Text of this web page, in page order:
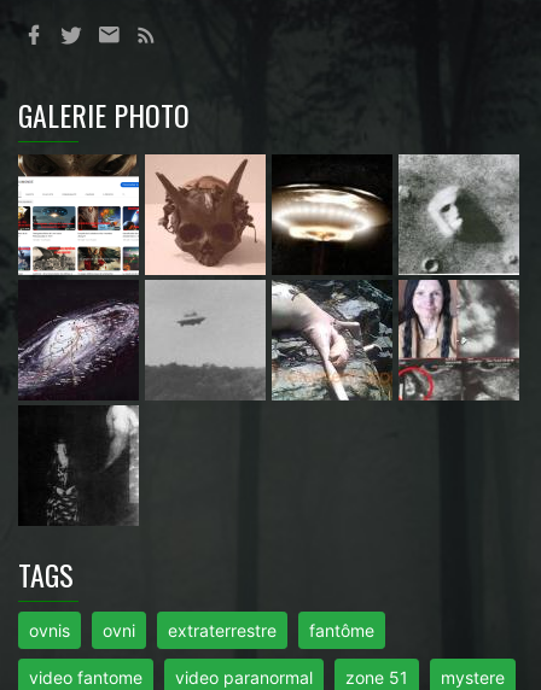
GALERIE PHOTO
TAGS
ovnis ovni extraterrestre fantôme
video fantome video paranormal zone 51 mystere